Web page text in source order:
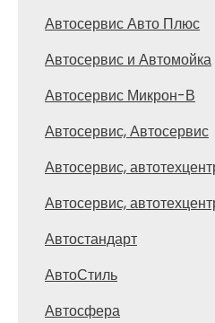
Автосервис Авто Плюс
Автосервис и Автомойка
Автосервис Микрон-В
Автосервис, Автосервис
Автосервис,
Автосервис,
Автостандарт
АвтоСтиль
Автосфера